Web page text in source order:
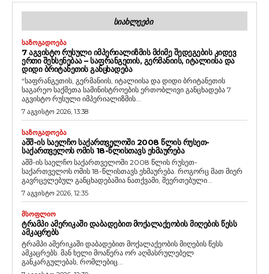
ᲡᲘᲐᲮᲚᲔᲔᲑᲘ
ᲡᲐᲖᲝᲒᲐᲓᲝᲔᲑᲐ
7 ᲐᲒᲕᲘᲡᲢᲝ ᲠᲣᲡᲣᲚᲘ ᲘᲛᲞᲔᲠᲘᲐᲚᲘᲖᲛᲘᲡ ᲛᲫᲘᲛᲔ ᲨᲔᲓᲔᲒᲔᲑᲘᲡ ᲙᲘᲓᲔᲕ
ᲔᲠᲗᲘ ᲨᲔᲮᲡᲔᲜᲔᲑᲐᲐ – ᲡᲐᲤᲠᲐᲜᲒᲔᲗᲘᲡ, ᲒᲔᲠᲛᲐᲜᲘᲘᲡ, ᲘᲢᲐᲚᲘᲘᲡᲐ ᲓᲐ
ᲓᲘᲓᲘ ᲑᲠᲘᲢᲐᲜᲔᲗᲘᲡ ᲒᲐᲜᲪᲮᲐᲓᲔᲑᲐ
“საფრანგეთის, გერმანიის, იტალიისა და დიდი ბრიტანეთის
საგარეო საქმეთა სამინისტროების ერთობლივი განცხადება 7
აგვისტო რუსული იმპერიალიზმის...
7 აგვისტო 2026, 13:38
ᲡᲐᲖᲝᲒᲐᲓᲝᲔᲑᲐ
ᲐᲨᲨ-ᲘᲡ ᲡᲐᲔᲚᲩᲝ ᲡᲐᲥᲐᲠᲗᲕᲔᲚᲝᲨᲘ 2008 ᲬᲚᲘᲡ ᲠᲣᲡᲔᲗ-
ᲡᲐᲥᲐᲠᲗᲕᲔᲚᲝᲡ ᲝᲛᲘᲡ 18-ᲬᲚᲘᲡᲗᲐᲕᲡ ᲔᲮᲛᲐᲣᲠᲔᲑᲐ
აშშ-ის საელჩო საქართველოში 2008 წლის რუსეთ-
საქართველოს ომის 18-წლისთავს ეხმაურება. როგორც მათ მიერ
გავრცელებულ განცხადებაშია ნათქვამი, შეერთებული...
7 აგვისტო 2026, 12:35
ᲛᲡᲝᲤᲚᲘᲝ
ᲢᲠᲐᲛᲞᲘ ᲐᲛᲔᲠᲘᲙᲐᲨᲘ ᲓᲐᲑᲐᲓᲔᲑᲘᲗ ᲛᲝᲥᲐᲚᲐᲥᲔᲝᲑᲘᲡ ᲛᲘᲦᲔᲑᲘᲡ ᲬᲔᲡᲡ
ᲐᲛᲙᲐᲪᲠᲔᲑᲡ
ტრამპი ამერიკაში დაბადებით მოქალაქეობის მიღების წესს
ამკაცრებს. მან ხელი მოაწერა ორ აღმასრულებელ
განკარგულებას, რომლებიც...